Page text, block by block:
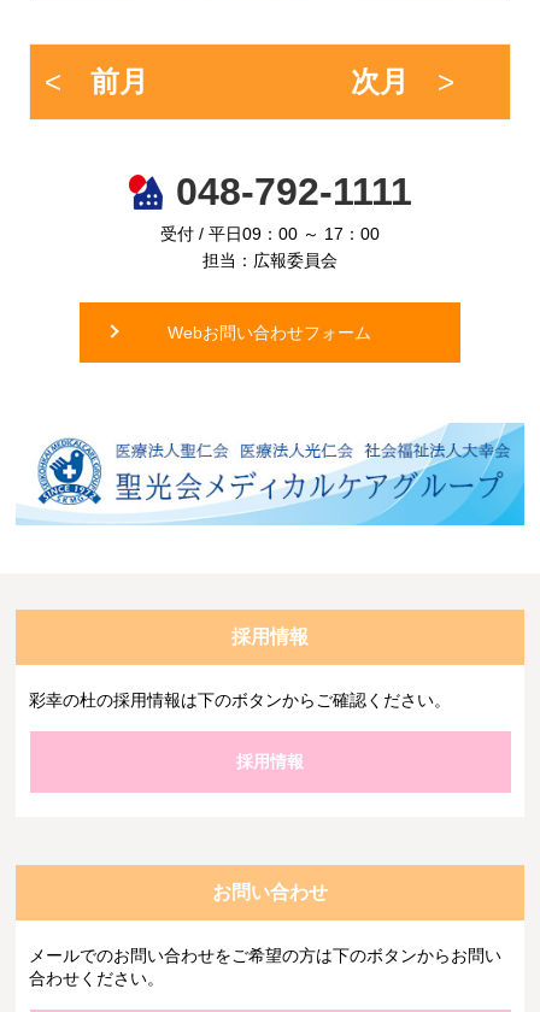
< 前月 次月 >
048-792-1111
受付 / 平日09：00 ～ 17：00
担当：広報委員会
Webお問い合わせフォーム
採用情報
彩幸の杜の採用情報は下のボタンからご確認ください。
採用情報
お問い合わせ
メールでのお問い合わせをご希望の方は下のボタンからお問い
合わせください。